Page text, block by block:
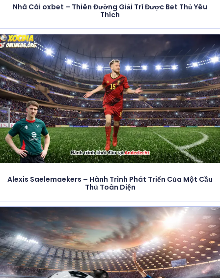
Nhà Cái oxbet – Thiên Đường Giải Trí Được Bet Thủ Yêu
Thích
Alexis Saelemaekers – Hành Trình Phát Triển Của Một Cầu
Thủ Toàn Diện